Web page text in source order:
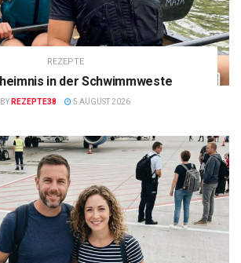
REZEPTE
in der Schwimmweste
BY REZEPTE38 5 AUGUST 2026